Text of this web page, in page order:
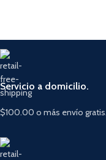
Servicio a domicilio.
$100.00 o más envío gratis.